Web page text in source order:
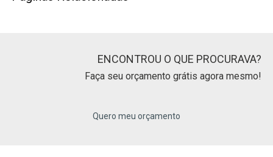
ENCONTROU O QUE PROCURAVA?
Faça seu orçamento grátis agora mesmo!
Quero meu orçamento